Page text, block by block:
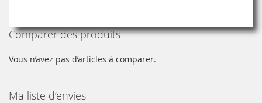
la
page
Comparer des produits
Vous n’avez pas d’articles à comparer.
Ma liste d’envies